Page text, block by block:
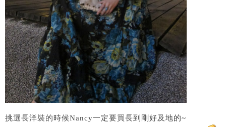
挑選長洋裝的時候Nancy一定要買長到剛好及地的~